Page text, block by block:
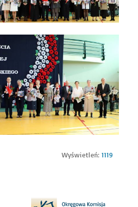
Wyświetleń:1119